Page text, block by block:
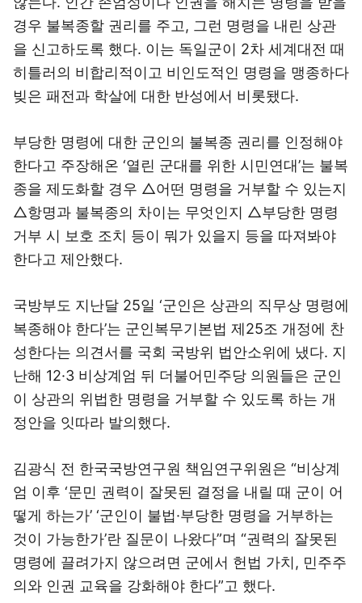
경우 불복종할 권리를 주고, 그런 명령을 내린 상관
을 신고하도록 했다. 이는 독일군이 2차 세계대전 때
히틀러의 비합리적이고 비인도적인 명령을 맹종하다
빚은 패전과 학살에 대한 반성에서 비롯됐다.
부당한 명령에 대한 군인의 불복종 권리를 인정해야
한다고 주장해온 ‘열린 군대를 위한 시민연대’는 불복
종을 제도화할 경우 △어떤 명령을 거부할 수 있는지
△항명과 불복종의 차이는 무엇인지 △부당한 명령
거부 시 보호 조치 등이 뭐가 있을지 등을 따져봐야
한다고 제안했다.
국방부도 지난달 25일 ‘군인은 상관의 직무상 명령에
복종해야 한다’는 군인복무기본법 제25조 개정에 찬
성한다는 의견서를 국회 국방위 법안소위에 냈다. 지
난해 12·3 비상계엄 뒤 더불어민주당 의원들은 군인
이 상관의 위법한 명령을 거부할 수 있도록 하는 개
정안을 잇따라 발의했다.
김광식 전 한국국방연구원 책임연구위원은 “비상계
엄 이후 ‘문민 권력이 잘못된 결정을 내릴 때 군이 어
떻게 하는가’ ‘군인이 불법·부당한 명령을 거부하는
것이 가능한가’란 질문이 나왔다”며 “권력의 잘못된
명령에 끌려가지 않으려면 군에서 헌법 가치, 민주주
의와 인권 교육을 강화해야 한다”고 했다.